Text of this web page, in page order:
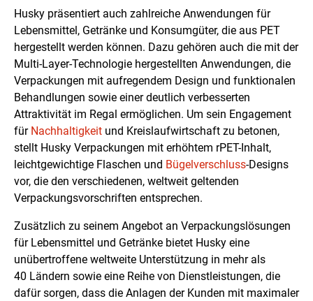
Husky präsentiert auch zahlreiche Anwendungen für
Lebensmittel, Getränke und Konsumgüter, die aus PET
hergestellt werden können. Dazu gehören auch die mit der
Multi-Layer-Technologie hergestellten Anwendungen, die
Verpackungen mit aufregendem Design und funktionalen
Behandlungen sowie einer deutlich verbesserten
Attraktivität im Regal ermöglichen. Um sein Engagement
für Nachhaltigkeit und Kreislaufwirtschaft zu betonen,
stellt Husky Verpackungen mit erhöhtem rPET-Inhalt,
leichtgewichtige Flaschen und Bügelverschluss-Designs
vor, die den verschiedenen, weltweit geltenden
Verpackungsvorschriften entsprechen.
Zusätzlich zu seinem Angebot an Verpackungslösungen
für Lebensmittel und Getränke bietet Husky eine
unübertroffene weltweite Unterstützung in mehr als
40 Ländern sowie eine Reihe von Dienstleistungen, die
dafür sorgen, dass die Anlagen der Kunden mit maximaler